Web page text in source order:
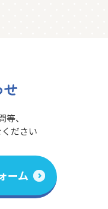
、
ださい
ーム